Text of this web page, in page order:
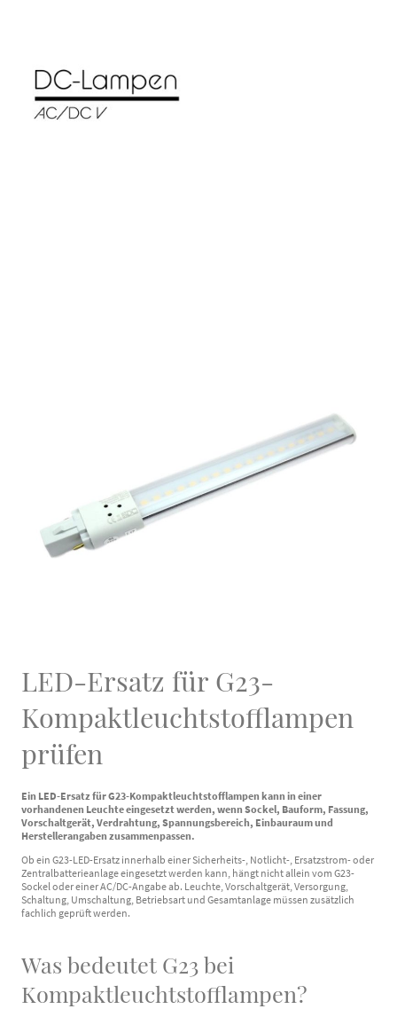
LED-Ersatz für G23-
Kompaktleuchtstofflampen
prüfen
Ein LED-Ersatz für G23-Kompaktleuchtstofflampen kann in einer
vorhandenen Leuchte eingesetzt werden, wenn Sockel, Bauform, Fassung,
Vorschaltgerät, Verdrahtung, Spannungsbereich, Einbauraum und
Herstellerangaben zusammenpassen.
Ob ein G23-LED-Ersatz innerhalb einer Sicherheits-, Notlicht-, Ersatzstrom- oder
Zentralbatterieanlage eingesetzt werden kann, hängt nicht allein vom G23-
Sockel oder einer AC/DC-Angabe ab. Leuchte, Vorschaltgerät, Versorgung,
Schaltung, Umschaltung, Betriebsart und Gesamtanlage müssen zusätzlich
fachlich geprüft werden.
Was bedeutet G23 bei
Kompaktleuchtstofflampen?